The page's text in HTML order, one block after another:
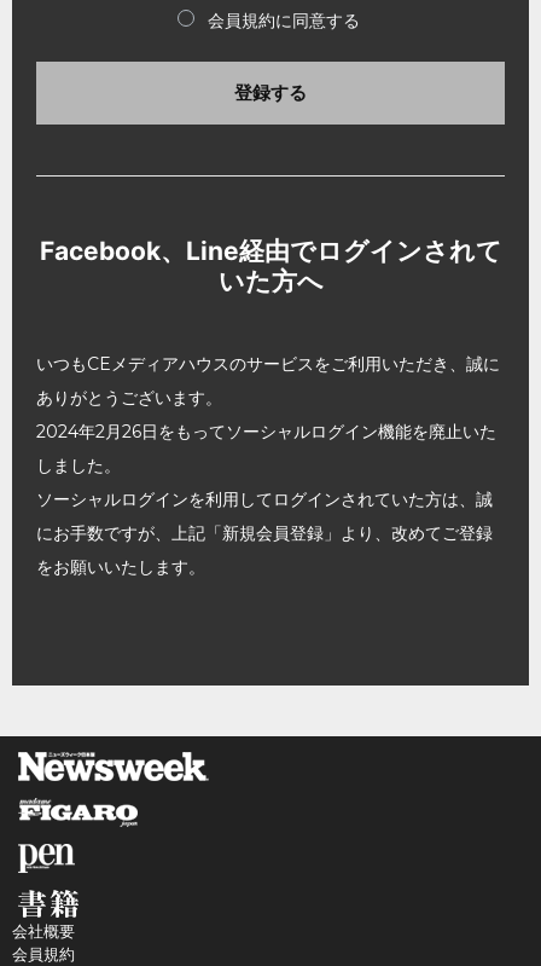
会員規約に同意する
登録する
Facebook、Line経由でログインされて
いた方へ
いつもCEメディアハウスのサービスをご利用いただき、誠に
ありがとうございます。
2024年2月26日をもってソーシャルログイン機能を廃止いた
しました。
ソーシャルログインを利用してログインされていた方は、誠
にお手数ですが、上記「新規会員登録」より、改めてご登録
をお願いいたします。
会社概要
会員規約